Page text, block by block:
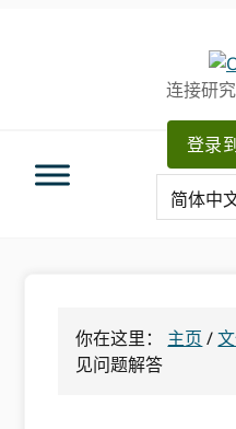
连接研
登录
你在这里： 主页 /
见问题解答